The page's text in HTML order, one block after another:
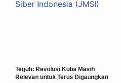
Teguh: Revolusi Kuba Masih
Relevan untuk Terus Digaungkan